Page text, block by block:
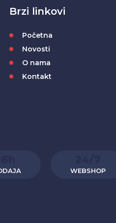
Brzi linkovi
Početna
Novosti
O nama
Kontakt
WEBSHOP